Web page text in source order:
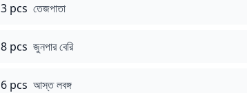
3 pcs তেজপাতা
8 pcs জুনপার বেরি
6 pcs আস্ত লবঙ্গ